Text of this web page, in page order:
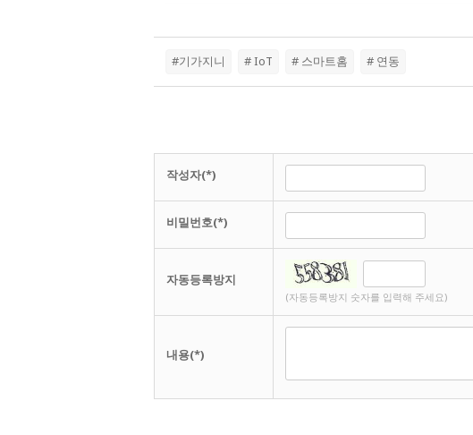
#기가지니 # IoT # 스마트홈 # 연동
작성자(*)
비밀번호(*)
자동등록방지
(자동등록방지 숫자를 입력해 주세요)
내용(*)